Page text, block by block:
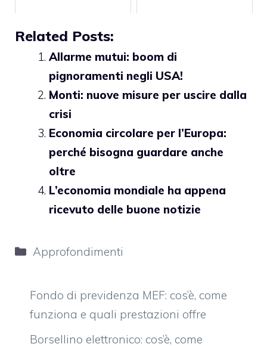
Related Posts:
Allarme mutui: boom di
pignoramenti negli USA!
Monti: nuove misure per uscire dalla
crisi
Economia circolare per l’Europa:
perché bisogna guardare anche
oltre
L’economia mondiale ha appena
ricevuto delle buone notizie
Categorie
Approfondimenti
Fondo di previdenza MEF: cos’è, come
funziona e quali prestazioni offre
Borsellino elettronico: cos’è, come